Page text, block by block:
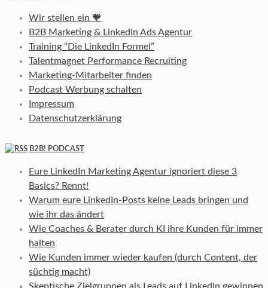
Wir stellen ein 🧡
B2B Marketing & LinkedIn Ads Agentur
Training “Die LinkedIn Formel”
Talentmagnet Performance Recruiting
Marketing-Mitarbeiter finden
Podcast Werbung schalten
Impressum
Datenschutzerklärung
B2B! PODCAST
Eure LinkedIn Marketing Agentur ignoriert diese 3
Basics? Rennt!
Warum eure LinkedIn-Posts keine Leads bringen und
wie ihr das ändert
Wie Coaches & Berater durch KI ihre Kunden für immer
halten
Wie Kunden immer wieder kaufen (durch Content, der
süchtig macht)